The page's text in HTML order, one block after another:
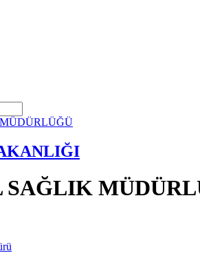
SAĞLIK